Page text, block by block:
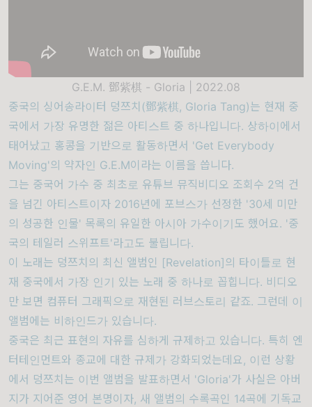
G.E.M. 鄧紫棋 - Gloria | 2022.08
중국의 싱어송라이터 덩쯔치(鄧紫棋, Gloria Tang)는 현재 중
국에서 가장 유명한 젊은 아티스트 중 하나입니다. 상하이에서
태어났고 홍콩을 기반으로 활동하면서 'Get Everybody
Moving'의 약자인 G.E.M이라는 이름을 씁니다.
그는 중국어 가수 중 최초로 유튜브 뮤직비디오 조회수 2억 건
을 넘긴 아티스트이자 2016년에 포브스가 선정한 '30세 미만
의 성공한 인물' 목록의 유일한 아시아 가수이기도 했어요. '중
국의 테일러 스위프트'라고도 불립니다.
이 노래는 덩쯔치의 최신 앨범인 [Revelation]의 타이틀로 현
재 중국에서 가장 인기 있는 노래 중 하나로 꼽힙니다. 비디오
만 보면 컴퓨터 그래픽으로 재현된 러브스토리 같죠. 그런데 이
앨범에는 비하인드가 있습니다.
중국은 최근 표현의 자유를 심하게 규제하고 있습니다. 특히 엔
터테인먼트와 종교에 대한 규제가 강화되었는데요, 이런 상황
에서 덩쯔치는 이번 앨범을 발표하면서 'Gloria'가 사실은 아버
지가 지어준 영어 본명이자, 새 앨범의 수록곡인 14곡에 기독교